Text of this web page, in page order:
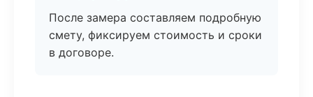
После замера составляем подробную
смету, фиксируем стоимость и сроки
в договоре.